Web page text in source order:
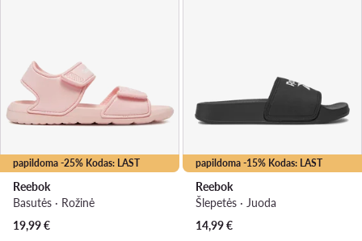
papildoma -25% Kodas: LAST
Reebok
Basutės · Rožinė
19,99€
papildoma -15% Kodas: LAST
Reebok
Šlepetės · Juoda
14,99€